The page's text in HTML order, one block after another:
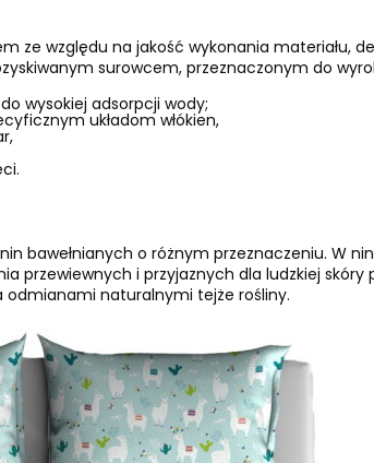
ze względu na jakość wykonania materiału,
surowcem, przeznaczonym do
wysokiej adsorpcji wody;
układom włókien,
bawełnianych o różnym przeznaczeniu. W
przewiewnych i przyjaznych dla ludzkiej skóry
odmianami naturalnymi tejże rośliny.